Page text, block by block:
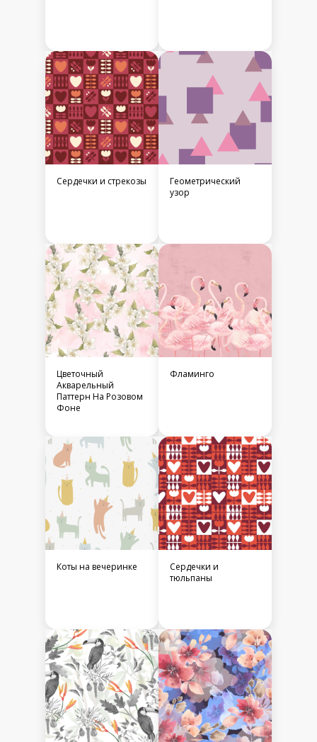
Сердечки и стрекозы
Геометрический
узор
Цветочный
Акварельный
Паттерн На Розовом
Фоне
Фламинго
Коты на вечеринке
Сердечки и
тюльпаны